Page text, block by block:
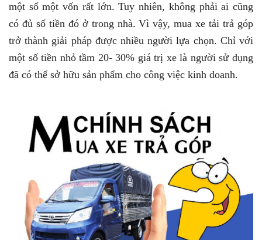
một số một vốn rất lớn. Tuy nhiên, không phải ai cũng
có đủ số tiền đó ở trong nhà. Vì vậy, mua xe tải trả góp
trở thành giải pháp được nhiều người lựa chọn. Chỉ với
một số tiền nhỏ tầm 20- 30% giá trị xe là người sử dụng
đã có thể sở hữu sản phẩm cho công việc kinh doanh.